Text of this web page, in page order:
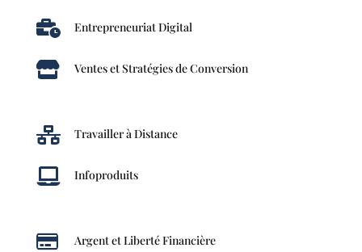
 Entrepreneuriat Digital
 Ventes et Stratégies de Conversion
 Travailler à Distance
 Infoproduits
 Argent et Liberté Financière